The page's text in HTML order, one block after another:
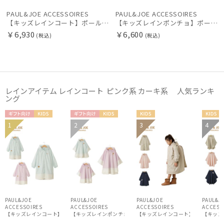
帽子
その他
カラー
PAUL&JOE ACCESSOIRES
【キッズレインコート】ポール & ジョー（PAUL & JOE ACCESSOIRES）クリザンテーム リュック対応
￥6,930 (税込)
PAUL&JOE ACCESSOIRES
【キッズレインポンチョ】ポール & ジョー（PAUL & JOE ACCESSOIRES）クリザンテーム
￥6,600 (税込)
レインアイテム レインコート ピンク系 カーキ系 人気ランキ
ング
ギフト
向け
1
PAUL&JOE
ACCESSOIRES
【キッズレインコート】ポール＆ジョー（PAUL & JOE ACCESSOIRES）ワンポイントヌネ
ギフト
向け
2
PAUL&JOE
ACCESSOIRES
【キッズレインポンチョ】ポール＆ジョー（PAUL & JOE
KIDS
3
PAUL&JOE
ACCESSOIRES
【キッズレインコート】ポール &
KIDS
4
【キッ